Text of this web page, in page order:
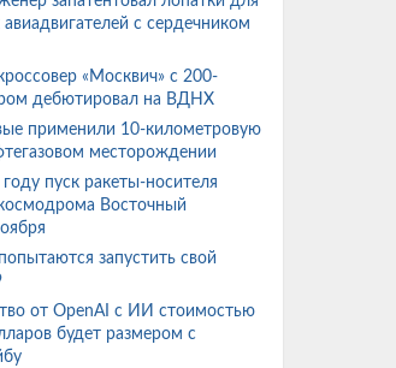
авиадвигателей с сердечником
«Москвич» с 200-
дебютировал на ВДНХ
применили 10-километровую
месторождении
пуск ракеты-носителя
Восточный
запустить свой
от OpenAI с ИИ стоимостью
будет размером с